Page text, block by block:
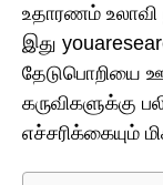
உதாரணம் உலாவி
இது
தேடுபொறியை
கருவிகளுக்கு
எச்சரிக்கையும்